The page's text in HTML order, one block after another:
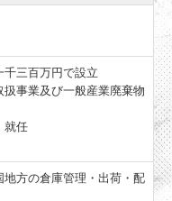
三百万円で設立
事業及び一般産業廃棄物
任
方の倉庫管理・出荷・配